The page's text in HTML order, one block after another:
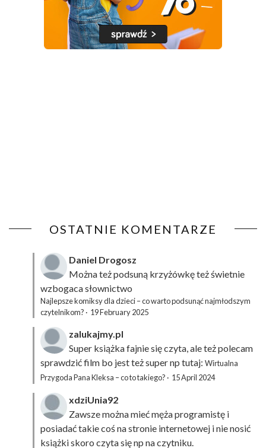
OSTATNIE KOMENTARZE
Daniel Drogosz
Można też podsuną krzyżówkęteż świetnie
wzbogaca słownictwo
Najlepsze komiksy dla dzieci – co warto podsunąć najmłodszym
czytelnikom? · 19 February 2025
zalukajmy.pl
Super książka fajnie się czyta, ale też polecam
sprawdzić film bo jest też super np tutaj: Wirtualna
Przygoda Pana Kleksa – co to takiego? · 15 April 2024
xdziUnia92
Zawsze można mieć męża programistę i
posiadać takie coś na stronie internetowej i nie nosić
książki skoro czyta się np na czytniku.